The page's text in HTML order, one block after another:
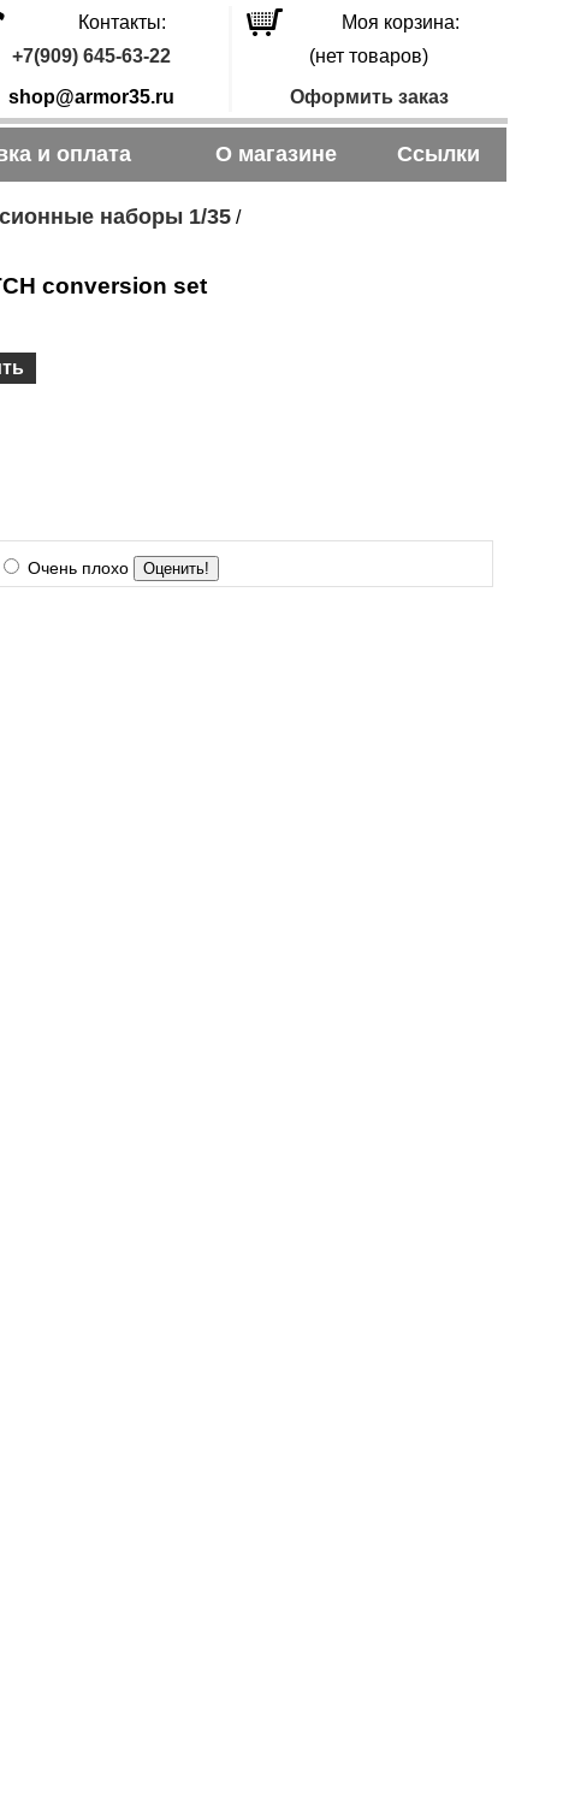
Контакты:
Моя корзина:
+7(909) 645-63-22
shop@armor35.ru
(нет товаров)
Оформить заказ
и оплата О магазине Ссылки
наборы 1/35 /
conversion set
Очень плохо